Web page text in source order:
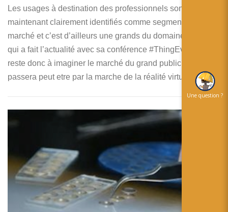
Les usages à destination des professionnels sont
maintenant clairement identifiés comme segment de
marché et c’est d’ailleurs une grands du domaine, PTC,
qui a fait l’actualité avec sa conférence #ThingEvent. Il
reste donc à imaginer le marché du grand public qui
passera peut etre par la marche de la réalité virtuelle.
Une question ?